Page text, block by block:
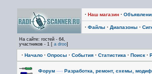
· Наш магазин ·
· Файлы · Диапазоны ·
На сайте: гостей - 64,
участников - 1 [ a droo]
· Начало · Опросы · События · Статистика · Поиск ·
Форум —› Разработка, ремонт, схемы,